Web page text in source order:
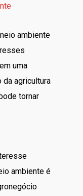
ambiente
uma
da agricultura
tornar
ambiente é